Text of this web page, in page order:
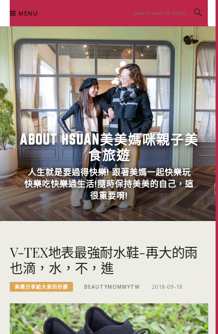
content
MENU
ABOUT HSUAN美美媽咪親子美
食旅遊
人生就是要過得快樂! 跟著美媽一起快樂玩
快樂吃快樂過生活!隨時保持美美的自己，這
很重要唷!
V-TEX地表最強耐水鞋-再大的雨
也滴，水，不，進
美媽分享給大家的好康 BEAUTYMOMMYTW 2018-09-18